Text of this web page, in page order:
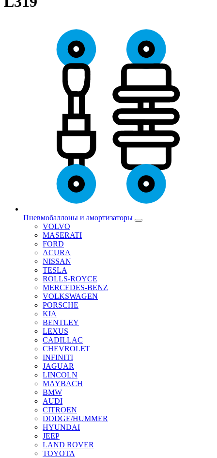
Пневмобаллоны и амортизаторы
VOLVO
MASERATI
FORD
ACURA
NISSAN
TESLA
ROLLS-ROYCE
MERCEDES-BENZ
VOLKSWAGEN
PORSCHE
KIA
BENTLEY
LEXUS
CADILLAC
CHEVROLET
INFINITI
JAGUAR
LINCOLN
MAYBACH
BMW
AUDI
CITROEN
DODGE/HUMMER
HYUNDAI
JEEP
LAND ROVER
TOYOTA